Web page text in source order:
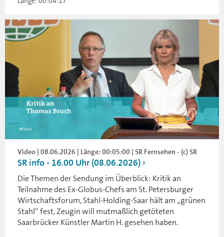
Video | 08.06.2026 | Länge: 00:05:00 | SR Fernsehen - (c) SR
SR info - 16.00 Uhr (08.06.2026)
Die Themen der Sendung im Überblick: Kritik an
Teilnahme des Ex-Globus-Chefs am St. Petersburger
Wirtschaftsforum, Stahl-Holding-Saar hält am „grünen
Stahl“ fest, Zeugin will mutmaßlich getöteten
Saarbrücker Künstler Martin H. gesehen haben.